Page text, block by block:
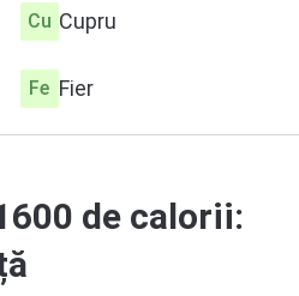
Cu Cupru
Fe Fier
Se Seleniu
de calorii: